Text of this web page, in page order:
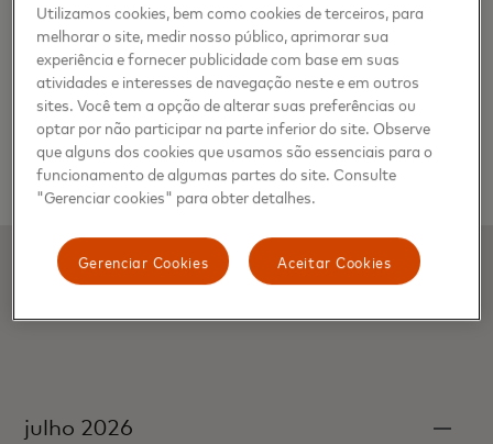
Ver tudo
Comunicados de imprensa
julho 2026
Utilizamos cookies, bem como cookies de terceiros, para
melhorar o site, medir nosso público, aprimorar sua
experiência e fornecer publicidade com base em suas
atividades e interesses de navegação neste e em outros
sites. Você tem a opção de alterar suas preferências ou
optar por não participar na parte inferior do site. Observe
que alguns dos cookies que usamos são essenciais para o
funcionamento de algumas partes do site. Consulte
"Gerenciar cookies" para obter detalhes.
Aceitar Cookies
Gerenciar Cookies